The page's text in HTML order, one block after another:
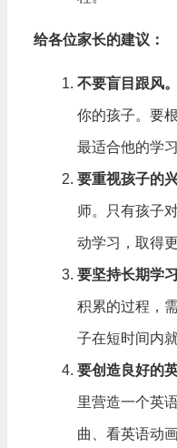
给各位家长的建议：
不要盲目跟风。
你的孩子。要
最适合他的学习
要重视孩子的兴
师。只有孩子
动学习，取得
要坚持长期学习
积累的过程，
子在短时间内
要创造良好的
里营造一个英
曲、看英语动